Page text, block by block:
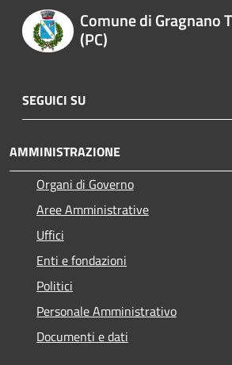
Comune di Gragnano
(PC)
SEGUICI SU
AMMINISTRAZIONE
Organi di Governo
Aree Amministrative
Uffici
Enti e fondazioni
Politici
Personale Amministrativo
Documenti e dati